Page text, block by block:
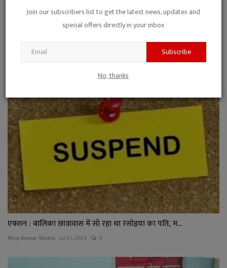
Join our subscribers list to get the latest news, updates and
special offers directly in your inbox
Subscribe
No, thanks
Action Against Criminals : आपराधिक गतिविधियों में लिप्त...
एक्शन : बालिका छात्रावास में सो रहा था रसोइया का पति, म...
Niraj Kumar Shukla Jul 25, 2024 0